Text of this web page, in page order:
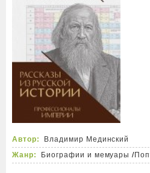
Автор:
Владимир Мединский
Жанр:
Биографии и мемуары /